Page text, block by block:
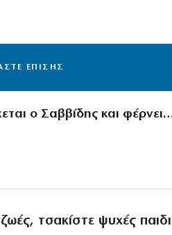
ΕΠΙΣΗΣ
ο Σαββίδης και
τσακίστε ψυχές